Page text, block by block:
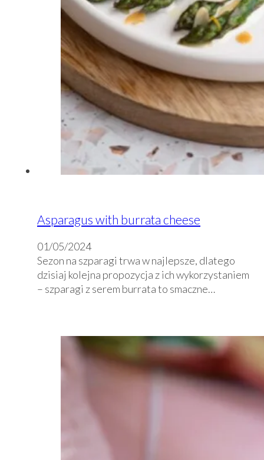
Asparagus with burrata cheese
01/05/2024
Sezon na szparagi trwa w najlepsze, dlatego
dzisiaj kolejna propozycja z ich wykorzystaniem
– szparagi z serem burrata to smaczne…